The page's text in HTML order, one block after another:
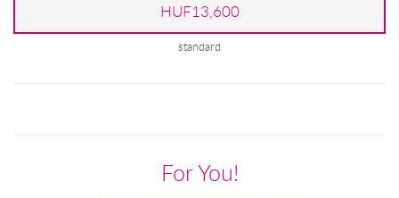
HUF13,600
standard
For You!